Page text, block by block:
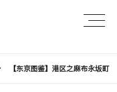
【东京图鉴】港区之麻布永坂町